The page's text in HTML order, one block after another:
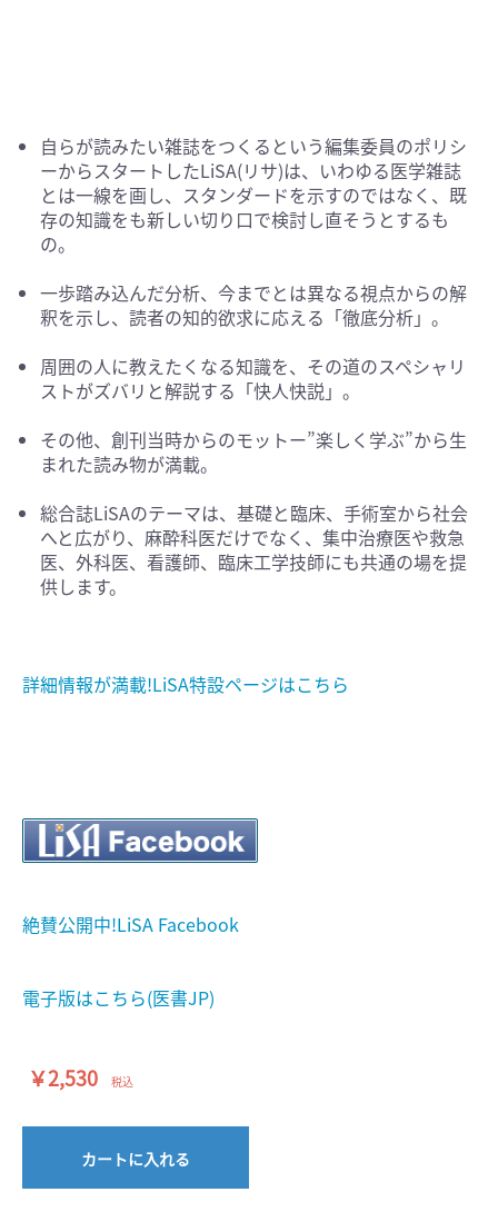
自らが読みたい雑誌をつくるという編集委員のポリシ
ーからスタートしたLiSA(リサ)は、いわゆる医学雑誌
とは一線を画し、スタンダードを示すのではなく、既
存の知識をも新しい切り口で検討し直そうとするも
の。
一歩踏み込んだ分析、今までとは異なる視点からの解
釈を示し、読者の知的欲求に応える「徹底分析」。
周囲の人に教えたくなる知識を、その道のスペシャリ
ストがズバリと解説する「快人快説」。
その他、創刊当時からのモットー”楽しく学ぶ”から生
まれた読み物が満載。
総合誌LiSAのテーマは、基礎と臨床、手術室から社会
へと広がり、麻酔科医だけでなく、集中治療医や救急
医、外科医、看護師、臨床工学技師にも共通の場を提
供します。
詳細情報が満載!LiSA特設ページはこちら
絶賛公開中!LiSA Facebook
電子版はこちら(医書JP)
￥2,530 税込
カートに入れる